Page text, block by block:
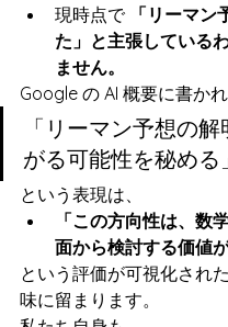
現時点で 「リーマン
た」と主張している
ません。
Google の AI 概要に書か
「リーマン予想の
がる可能性を秘める」
という表現は、
「この方向性は、数
面から検討する価値
という評価が可視化され
味に留まります。